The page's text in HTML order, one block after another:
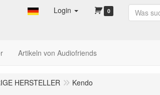
Login 0
Artikeln von Audiofriends
HERSTELLER
Kendo